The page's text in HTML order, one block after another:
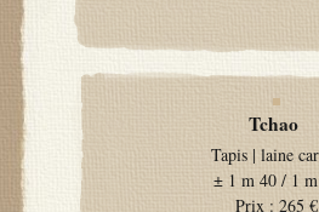
Tchao
Tapis | laine
± 1 m 40 / 1
Prix : 265 €